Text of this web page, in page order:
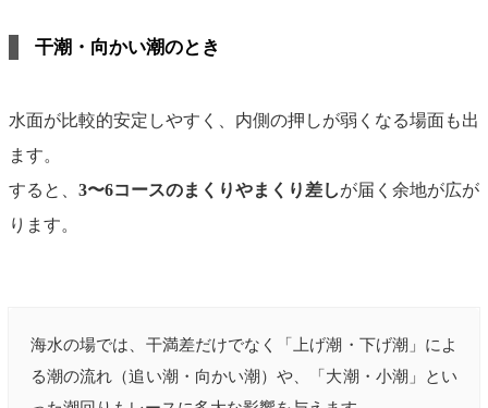
干潮・向かい潮のとき
水面が比較的安定しやすく、内側の押しが弱くなる場面も出
ます。
すると、 3〜6コースのまくりやまくり差しが届く余地が広が
ります。
海水の場では、干満差だけでなく「上げ潮・下げ潮」によ
る潮の流れ（追い潮・向かい潮）や、「大潮・小潮」とい